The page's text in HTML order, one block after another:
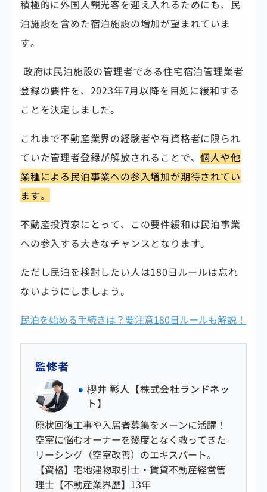
積極的に外国人観光客を迎え入れるためにも、民
泊施設を含めた宿泊施設の増加が望まれていま
す。
政府は民泊施設の管理者である住宅宿泊管理業者
登録の要件を、2023年7月以降を目処に緩和する
ことを決定しました。
これまで不動産業界の経験者や有資格者に限られ
ていた管理者登録が解放されることで、個人や他
業種による民泊事業への参入増加が期待されてい
ます。
不動産投資家にとって、この要件緩和は民泊事業
への参入する大きなチャンスとなります。
ただし民泊を検討したい人は180日ルールは忘れ
ないようにしましょう。
民泊を始める手続きは？要注意180日ルールも解説！
監修者
櫻井 彰人【株式会社ランドネッ
ト】
原状回復工事や入居者募集をメーンに活躍！
空室に悩むオーナーを幾度となく救ってきた
リーシング（空室改善）のエキスパート。
【資格】宅地建物取引士・賃貸不動産経営管
理士【不動産業界歴】13年